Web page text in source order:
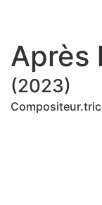
Après
(2023)